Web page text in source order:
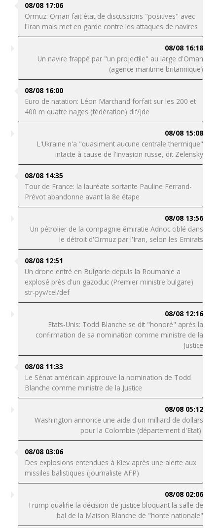
08/08 17:06
Ormuz: Oman fait état de discussions "positives" avec
l'Iran mais met en garde contre les attaques de navires
08/08 16:18
Un navire frappé par "un projectile" au large d'Oman
(agence maritime britannique)
08/08 16:00
Euro de natation: Léon Marchand forfait sur les 200 et
400 m quatre nages (fédération) dif/jde
08/08 15:08
L'Ukraine n'a "quasiment aucune centrale thermique"
intacte à cause de l'invasion russe, dit Zelensky
08/08 14:35
Tour de France: la lauréate sortante Pauline Ferrand-
Prévot abandonne avant la 8e étape
08/08 13:56
Un pétrolier de la compagnie émiratie Adnoc ciblé dans
le détroit d'Ormuz par l'Iran, selon les Emirats
08/08 12:51
Un drone entré en Bulgarie depuis la Roumanie a
explosé près d'un gazoduc (Premier ministre bulgare)
str-pyv/cel/def
08/08 12:16
Etats-Unis: Todd Blanche se dit "honoré" après la
confirmation de sa nomination comme ministre de la
Justice
08/08 11:33
Le Sénat américain approuve la nomination de Todd
Blanche comme ministre de la Justice
08/08 05:12
Washington annonce une aide d'un milliard de dollars
pour la Colombie (département d'Etat)
08/08 03:06
Des explosions entendues à Kiev après une alerte aux
missiles balistiques (journaliste AFP)
08/08 02:06
Trump qualifie la décision de justice bloquant la salle de
bal de la Maison Blanche de "honte nationale"